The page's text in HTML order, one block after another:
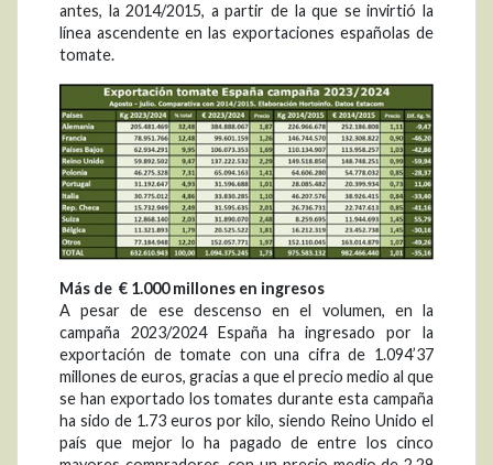
antes, la 2014/2015, a partir de la que se invirtió la
línea ascendente en las exportaciones españolas de
tomate.
Más de € 1.000 millones en ingresos
A pesar de ese descenso en el volumen, en la
campaña 2023/2024 España ha ingresado por la
exportación de tomate con una cifra de 1.094’37
millones de euros, gracias a que el precio medio al que
se han exportado los tomates durante esta campaña
ha sido de 1.73 euros por kilo, siendo Reino Unido el
país que mejor lo ha pagado de entre los cinco